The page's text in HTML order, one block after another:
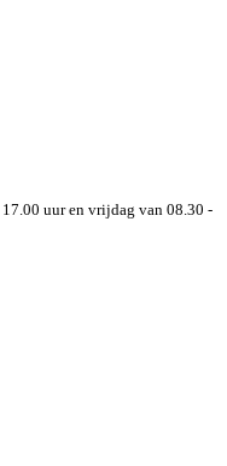
uur en vrijdag van 08.30 -